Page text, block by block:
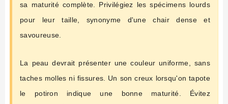
sa maturité complète. Privilégiez les spécimens lourds
pour leur taille, synonyme d'une chair dense et
savoureuse.
La peau devrait présenter une couleur uniforme, sans
taches molles ni fissures. Un son creux lorsqu'on tapote
le potiron indique une bonne maturité. Évitez